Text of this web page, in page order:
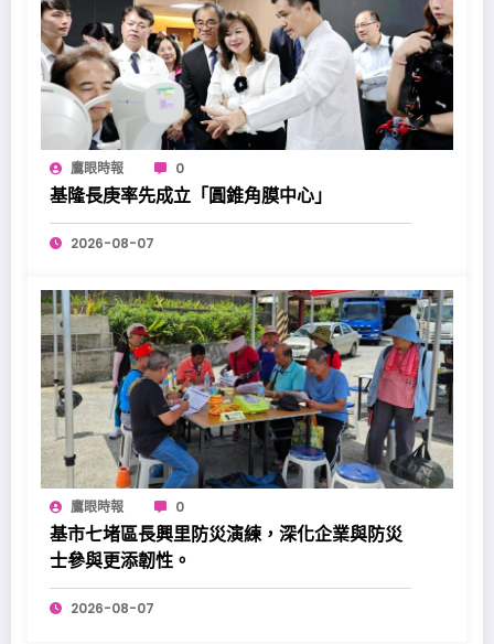
鷹眼時報 0
基隆長庚率先成立「圓錐角膜中心」
2026-08-07
鷹眼時報 0
基市七堵區長興里防災演練，深化企業與防災
士參與更添韌性。
2026-08-07